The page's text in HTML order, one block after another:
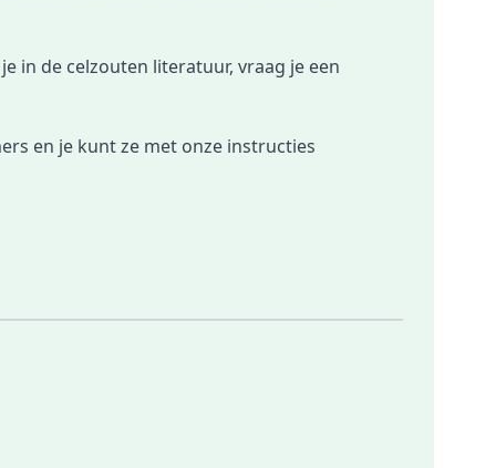
in de celzouten literatuur, vraag je een
en je kunt ze met onze instructies